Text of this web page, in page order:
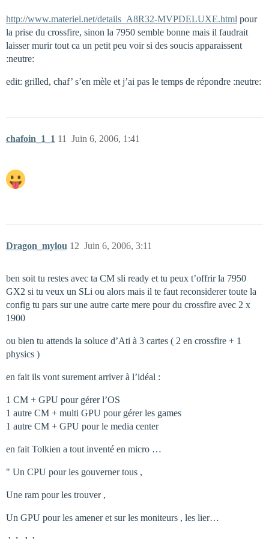
http://www.materiel.net/details_A8R32-MVPDELUXE.html pour
la prise du crossfire, sinon la 7950 semble bonne mais il faudrait
laisser murir tout ca un petit peu voir si des soucis apparaissent
:neutre:
edit: grilled, chaf’ s’en mèle et j’ai pas le temps de répondre :neutre:
chafoin_1_1 Juin 6, 2006, 1:41
11
Dragon_mylou Juin 6, 2006, 3:11
12
ben soit tu restes avec ta CM sli ready et tu peux t’offrir la 7950
GX2 si tu veux un SLi ou alors mais il te faut reconsiderer toute la
config tu pars sur une autre carte mere pour du crossfire avec 2 x
1900
ou bien tu attends la soluce d’Ati à 3 cartes ( 2 en crossfire + 1
physics )
en fait ils vont surement arriver à l’idéal :
1 CM + GPU pour gérer l’OS
1 autre CM + multi GPU pour gérer les games
1 autre CM + GPU pour le media center
en fait Tolkien a tout inventé en micro …
" Un CPU pour les gouverner tous ,
Une ram pour les trouver ,
Un GPU pour les amener et sur les moniteurs , les lier…